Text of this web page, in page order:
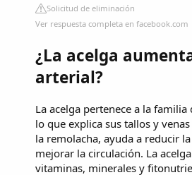
Solicitud de eliminación
Ver respuesta completa en facebook.com
¿La acelga
arterial?
La acelga pertenece a la familia
lo que explica sus tallos y
la remolacha, ayuda a reducir
mejorar la circulación. La
vitaminas, minerales y